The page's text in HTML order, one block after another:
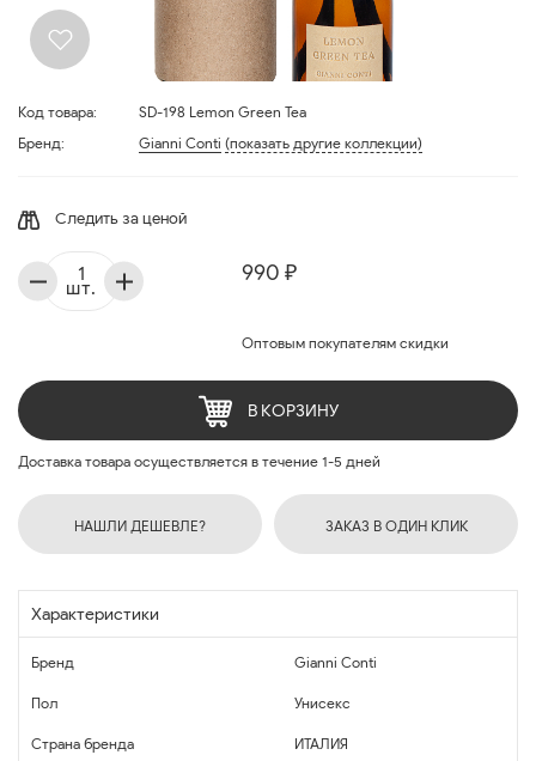
Код товара:
SD-198 Lemon Green Tea
Бренд:
Gianni Conti (показать другие коллекции)
Следить за ценой
990 ₽
Оптовым покупателям скидки
шт.
В КОРЗИНУ
Доставка товара осуществляется в течение 1-5 дней
НАШЛИ ДЕШЕВЛЕ? ЗАКАЗ В ОДИН КЛИК
Характеристики
Бренд Gianni Conti
Пол Унисекс
Страна бренда ИТАЛИЯ